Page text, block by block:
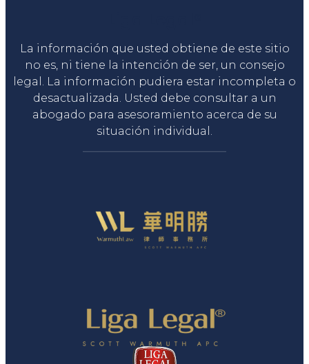
La información que usted obtiene de este sitio
no es, ni tiene la intención de ser, un consejo
legal. La información pudiera estar incompleta o
desactualizada. Usted debe consultar a un
abogado para asesoramiento acerca de su
situación individual.